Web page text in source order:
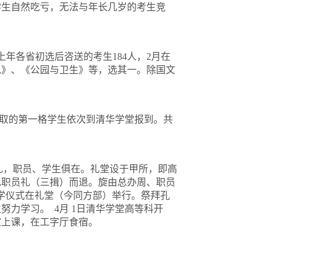
自然吃亏，无法与年长几岁的考生竞
年各省初选后咨送的考生184人， 2月在
、《公园与卫生》等，选其一。除国文
的第一格学生依次到清华学堂报到。共
职员、学生俱在。礼堂设于甲所，即高
员礼（三揖）而退。旋由总办周、职员
仪式在礼堂（今同方部）举行。祭拜孔
力学习。
4月 1 日清华学堂高等科开
课，在工字厅食宿。